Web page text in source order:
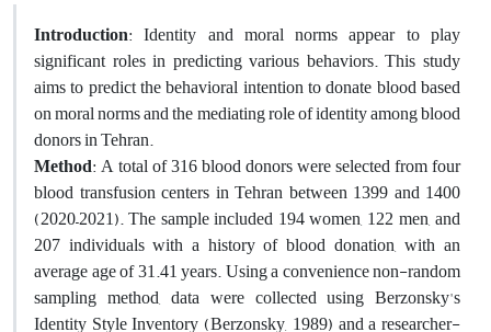
Introduction: Identity and moral norms appear to play
significant roles in predicting various behaviors. This study
aims to predict the behavioral intention to donate blood based
on moral norms and the mediating role of identity among blood
donors in Tehran.
Method: A total of 316 blood donors were selected from four
blood transfusion centers in Tehran between 1399 and 1400
(2020–2021). The sample included 194 women, 122 men, and
207 individuals with a history of blood donation, with an
average age of 31.41 years. Using a convenience non-random
sampling method, data were collected using Berzonsky's
Identity Style Inventory (Berzonsky, 1989) and a researcher-